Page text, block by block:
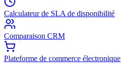
Calculateur de SLA de disponibilité
Comparaison CRM
Plateforme de commerce électronique